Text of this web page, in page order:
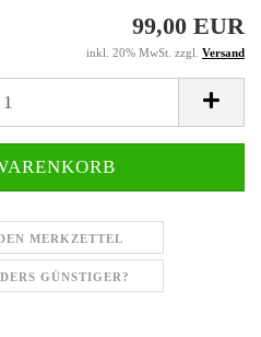
99,00 EUR
inkl. 20% MwSt. zzgl. Versand
MERKZETTEL
GÜNSTIGER?